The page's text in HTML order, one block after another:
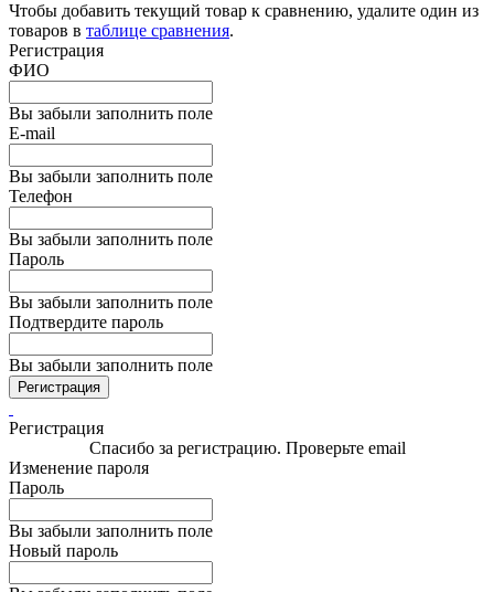
Чтобы добавить текущий товар к сравнению, удалите один из
товаров в таблице сравнения.
Регистрация
ФИО
Вы забыли заполнить поле
E-mail
Вы забыли заполнить поле
Телефон
Вы забыли заполнить поле
Пароль
Вы забыли заполнить поле
Подтвердите пароль
Вы забыли заполнить поле
Регистрация
Регистрация
Спасибо за регистрацию. Проверьте email
Изменение пароля
Пароль
Вы забыли заполнить поле
Новый пароль